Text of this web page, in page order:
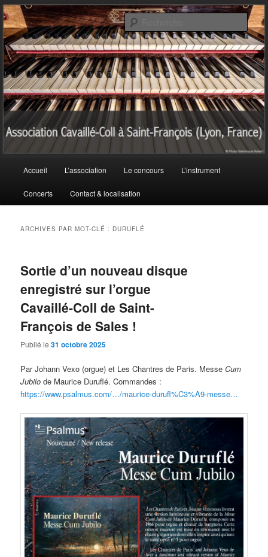
Aller
au
contenu
principal
Aller
au
contenu
secondaireAssociation Cavaillé-Coll à Saint-
François (Lyon, France)
principal
Accueil L’association Le concours L’instrument
Concerts Contact & localisation
ARCHIVES PAR MOT-CLÉ : DURUFLÉ
Sortie d’un nouveau disque
enregistré sur l’orgue
Cavaillé-Coll de Saint-
François de Sales !
Publié le31 octobre 2025
Par Johann Vexo (orgue) et Les Chantres de Paris. MesseCum
Jubilo de Maurice Duruflé. Commandes :
https://www.psalmus.com/…/maurice-durufl%C3%A9-messe…